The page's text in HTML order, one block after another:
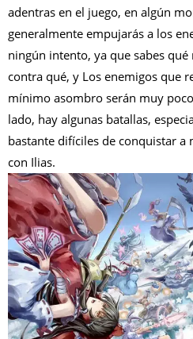
adentras en el juego, en algún
generalmente empujarás a los
ningún intento, ya que sabes
contra qué, y Los enemigos que
mínimo asombro serán muy
lado, hay algunas batallas,
bastante difíciles de conquistar a
con Ilias.